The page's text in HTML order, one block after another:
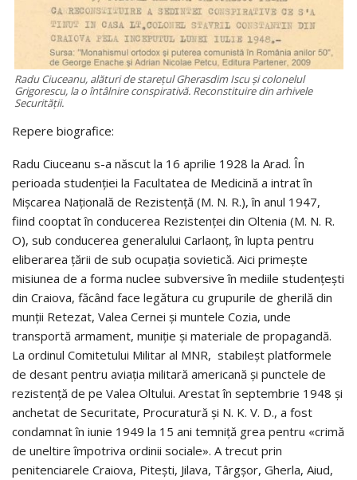
Radu Ciuceanu, alături de starețul Gherasdim Iscu și colonelul
Grigorescu, la o întâlnire conspirativă. Reconstituire din arhivele
Securității.
Repere biografice:
Radu Ciuceanu s-a născut la 16 aprilie 1928 la Arad. În
perioada studenției la Facultatea de Medicină a intrat în
Mișcarea Națională de Rezistență (M. N. R.), în anul 1947,
fiind cooptat în conducerea Rezistenței din Oltenia (M. N. R.
O), sub conducerea generalului Carlaonț, în lupta pentru
eliberarea țării de sub ocupația sovietică. Aici primește
misiunea de a forma nuclee subversive în mediile studențești
din Craiova, făcând face legătura cu grupurile de gherilă din
munții Retezat, Valea Cernei și muntele Cozia, unde
transportă armament, muniție și materiale de propagandă.
La ordinul Comitetului Militar al MNR, stabileșt platformele
de desant pentru aviația militară americană și punctele de
rezistență de pe Valea Oltului. Arestat în septembrie 1948 și
anchetat de Securitate, Procuratură și N. K. V. D., a fost
condamnat în iunie 1949 la 15 ani temniță grea pentru «crimă
de uneltire împotriva ordinii sociale». A trecut prin
penitenciarele Craiova, Pitești, Jilava, Târgșor, Gherla, Aiud,